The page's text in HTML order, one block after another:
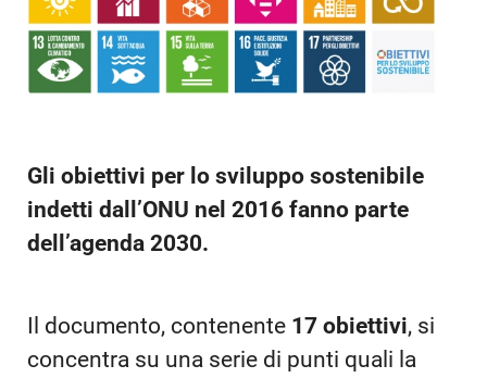
Gli obiettivi per lo sviluppo sostenibile
indetti dall’ONU nel 2016 fanno parte
dell’agenda 2030.
Il documento, contenente 17 obiettivi, si
concentra su una serie di punti quali la